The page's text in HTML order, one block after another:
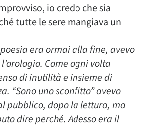
io credo che sia
tutte le sere mangiava un
era ormai alla fine, avevo
Come ogni volta
di inutilità e insieme di
“Sono uno sconfitto” avevo
pubblico, dopo la lettura, ma
dire perché. Adesso era il